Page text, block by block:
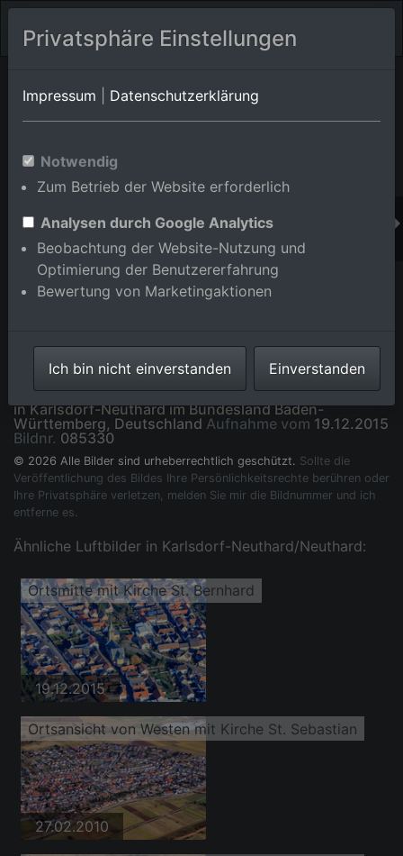
Orts-Album von Karlsdorf-Neuthard/Neuthard
Württemberg,Deutschland
Im Shop bestellen
Ortsmitte mit Kirche St. Bernhard im Ortsteil Neuthard
in Karlsdorf-Neuthard im Bundesland Baden-
Württemberg, Deutschland Aufnahme vom 19.12.2015
Bildnr. 085330
© 2026 Alle Bilder sind urheberrechtlich geschützt. Sollte die
Veröffentlichung des Bildes Ihre Persönlichkeitsrechte berühren oder
Ihre Privatsphäre verletzen, melden Sie mir die Bildnummer und ich
entferne es.
Ähnliche Luftbilder in Karlsdorf-Neuthard/Neuthard:
Ortsmitte mit Kirche St. Bernhard
19.12.2015
Ortsansicht von Westen mit Kirche St. Sebastian
27.02.2010
Privatsphäre Einstellungen
Impressum Datenschutzerklärung
Notwendig
Zum Betrieb der Website erforderlich
Analysen durch Google Analytics
Beobachtung der Website-Nutzung und
Optimierung der Benutzererfahrung
Bewertung von Marketingaktionen
Ich bin nicht einverstanden Einverstanden